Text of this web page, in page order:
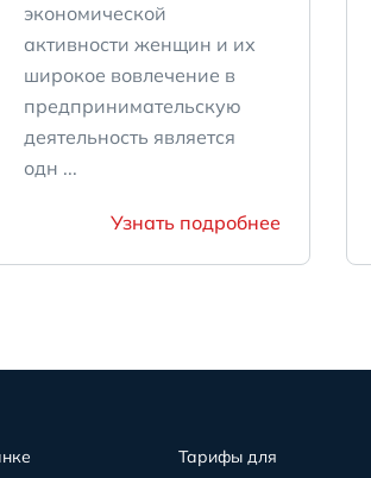
экономической
активности женщин и их
широкое вовлечение в
предпринимательскую
деятельность является
одн ...
Узнать подробнее
Тарифы для